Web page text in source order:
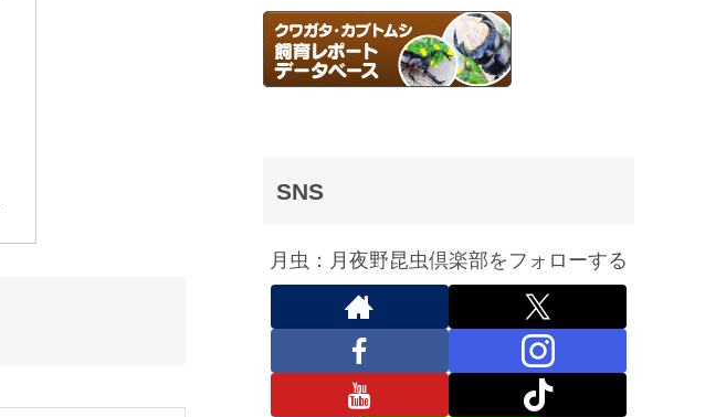
SNS
月虫：月夜野昆虫倶楽部をフォローする